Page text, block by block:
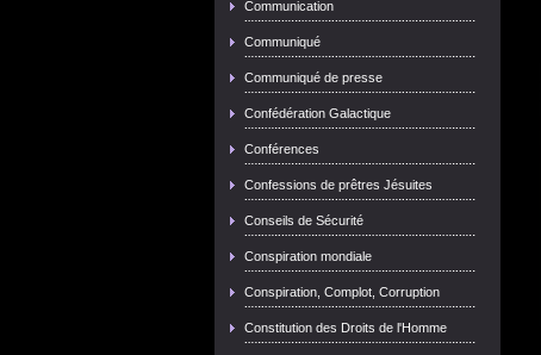
Communication
Communiqué
Communiqué de presse
Confédération Galactique
Conférences
Confessions de prêtres Jésuites
Conseils de Sécurité
Conspiration mondiale
Conspiration, Complot, Corruption
Constitution des Droits de l'Homme